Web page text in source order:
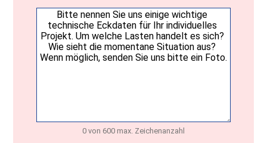
Ihre
Nachricht(erforderlich)
0 von 600 max. Zeichenanzahl